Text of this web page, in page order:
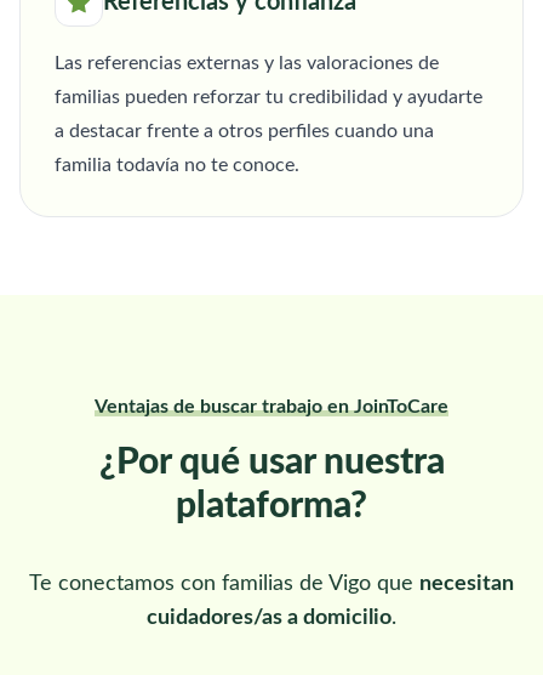
Las referencias externas y las valoraciones de
familias pueden reforzar tu credibilidad y ayudarte
a destacar frente a otros perfiles cuando una
familia todavía no te conoce.
Ventajas de buscar trabajo en JoinToCare
¿Por qué usar nuestra
plataforma?
Te conectamos con familias de Vigo que necesitan
cuidadores/as a domicilio.